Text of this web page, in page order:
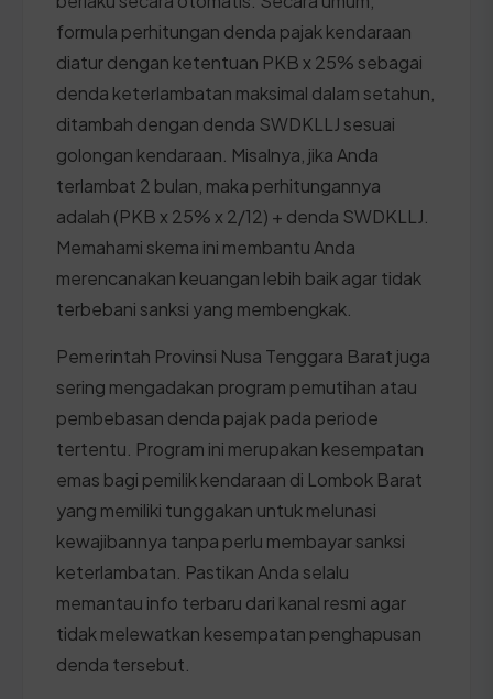
formula perhitungan denda pajak kendaraan
diatur dengan ketentuan PKB x 25% sebagai
denda keterlambatan maksimal dalam setahun,
ditambah dengan denda SWDKLLJ sesuai
golongan kendaraan. Misalnya, jika Anda
terlambat 2 bulan, maka perhitungannya
adalah (PKB x 25% x 2/12) + denda SWDKLLJ.
Memahami skema ini membantu Anda
merencanakan keuangan lebih baik agar tidak
terbebani sanksi yang membengkak.
Pemerintah Provinsi Nusa Tenggara Barat juga
sering mengadakan program pemutihan atau
pembebasan denda pajak pada periode
tertentu. Program ini merupakan kesempatan
emas bagi pemilik kendaraan di Lombok Barat
yang memiliki tunggakan untuk melunasi
kewajibannya tanpa perlu membayar sanksi
keterlambatan. Pastikan Anda selalu
memantau info terbaru dari kanal resmi agar
tidak melewatkan kesempatan penghapusan
denda tersebut.